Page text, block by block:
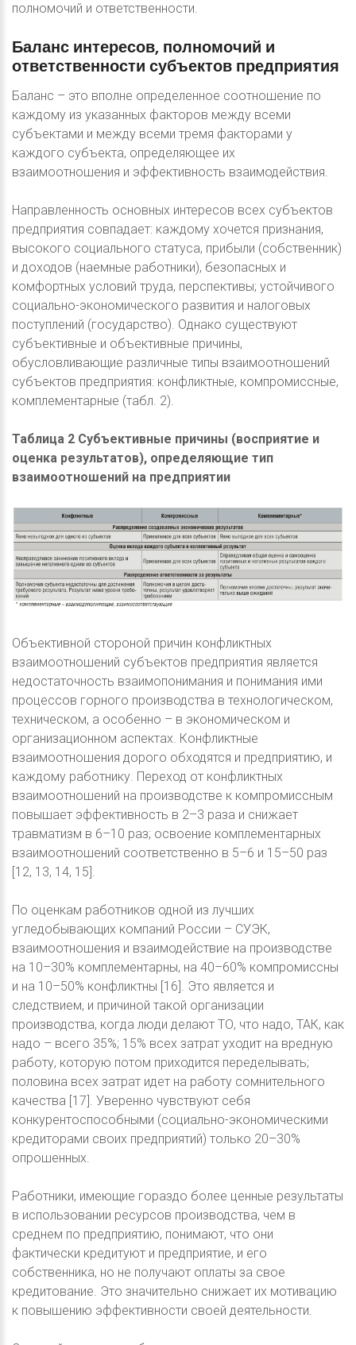
полномочий и ответственности.
Баланс интересов, полномочий и
ответственности субъектов предприятия
Баланс – это вполне определенное соотношение по
каждому из указанных факторов между всеми
субъектами и между всеми тремя факторами у
каждого субъекта, определяющее их
взаимоотношения и эффективность взаимодействия.
Направленность основных интересов всех субъектов
предприятия совпадает: каждому хочется признания,
высокого социального статуса, прибыли (собственник)
и доходов (наемные работники), безопасных и
комфортных условий труда, перспективы; устойчивого
социально-экономического развития и налоговых
поступлений (государство). Однако существуют
субъективные и объективные причины,
обусловливающие различные типы взаимоотношений
субъектов предприятия: конфликтные, компромиссные,
комплементарные (табл. 2).
Таблица 2 Субъективные причины (восприятие и
оценка результатов), определяющие тип
взаимоотношений на предприятии
Объективной стороной причин конфликтных
взаимоотношений субъектов предприятия является
недостаточность взаимопонимания и понимания ими
процессов горного производства в технологическом,
техническом, а особенно – в экономическом и
организационном аспектах. Конфликтные
взаимоотношения дорого обходятся и предприятию, и
каждому работнику. Переход от конфликтных
взаимоотношений на производстве к компромиссным
повышает эффективность в 2–3 раза и снижает
травматизм в 6–10 раз; освоение комплементарных
взаимоотношений соответственно в 5–6 и 15–50 раз
[12, 13, 14, 15].
По оценкам работников одной из лучших
угледобывающих компаний России – СУЭК,
взаимоотношения и взаимодействие на производстве
на 10–30% комплементарны, на 40–60% компромиссны
и на 10–50% конфликтны [16]. Это является и
следствием, и причиной такой организации
производства, когда люди делают ТО, что надо, ТАК, как
надо – всего 35%; 15% всех затрат уходит на вредную
работу, которую потом приходится переделывать;
половина всех затрат идет на работу сомнительного
качества [17]. Уверенно чувствуют себя
конкурентоспособными (социально-экономическими
кредиторами своих предприятий) только 20–30%
опрошенных.
Работники, имеющие гораздо более ценные результаты
в использовании ресурсов производства, чем в
среднем по предприятию, понимают, что они
фактически кредитуют и предприятие, и его
собственника, но не получают оплаты за свое
кредитование. Это значительно снижает их мотивацию
к повышению эффективности своей деятельности.